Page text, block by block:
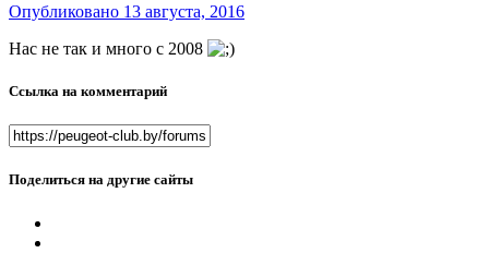
Опубликовано 13 августа, 2016
Нас не так и много с 2008
Ссылка на комментарий
Поделиться на другие сайты